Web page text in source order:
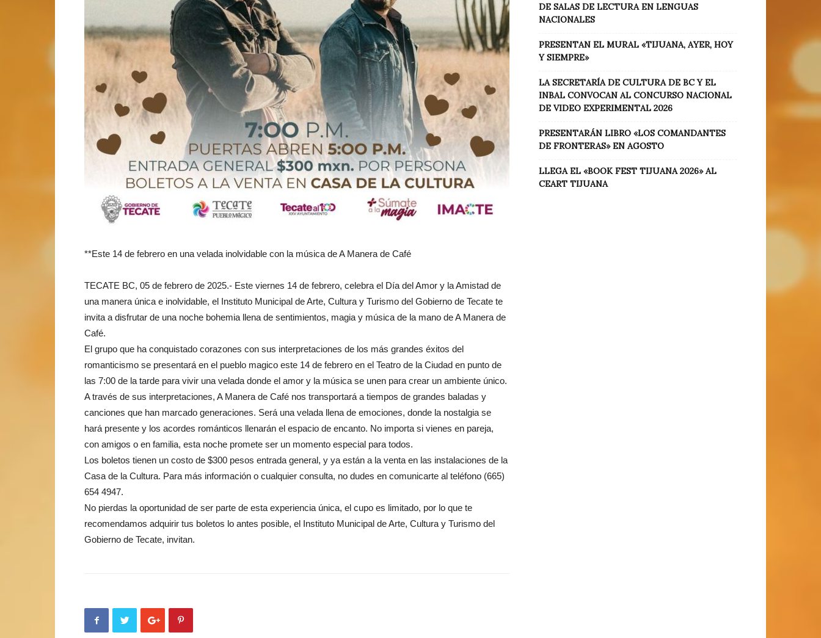
**Este 14 de febrero en una velada inolvidable con la música de A Manera de Café
TECATE BC, 05 de febrero de 2025.- Este viernes 14 de febrero, celebra el Día del Amor y la Amistad de
una manera única e inolvidable, el Instituto Municipal de Arte, Cultura y Turismo del Gobierno de Tecate te
invita a disfrutar de una noche bohemia llena de sentimientos, magia y música de la mano de A Manera de
Café.
El grupo que ha conquistado corazones con sus interpretaciones de los más grandes éxitos del
romanticismo se presentará en el pueblo magico este 14 de febrero en el Teatro de la Ciudad en punto de
las 7:00 de la tarde para vivir una velada donde el amor y la música se unen para crear un ambiente único.
A través de sus interpretaciones, A Manera de Café nos transportará a tiempos de grandes baladas y
canciones que han marcado generaciones. Será una velada llena de emociones, donde la nostalgia se
hará presente y los acordes románticos llenarán el espacio de encanto. No importa si vienes en pareja,
con amigos o en familia, esta noche promete ser un momento especial para todos.
Los boletos tienen un costo de $300 pesos entrada general, y ya están a la venta en las instalaciones de la
Casa de la Cultura. Para más información o cualquier consulta, no dudes en comunicarte al teléfono (665)
654 4947.
No pierdas la oportunidad de ser parte de esta experiencia única, el cupo es limitado, por lo que te
recomendamos adquirir tus boletos lo antes posible, el Instituto Municipal de Arte, Cultura y Turismo del
Gobierno de Tecate, invitan.
DE SALAS DE LECTURA EN LENGUAS
NACIONALES
PRESENTAN EL MURAL «TIJUANA, AYER, HOY
Y SIEMPRE»
LA SECRETARÍA DE CULTURA DE BC Y EL
INBAL CONVOCAN AL CONCURSO NACIONAL
DE VIDEO EXPERIMENTAL 2026
PRESENTARÁN LIBRO «LOS COMANDANTES
DE FRONTERAS» EN AGOSTO
LLEGA EL «BOOK FEST TIJUANA 2026» AL
CEART TIJUANA